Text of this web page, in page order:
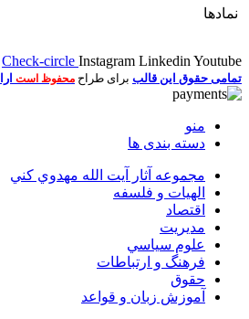
نمادها
Check-circle Instagram Linkedin Youtube
تمامی حقوق این قالب برای طراح محفوظ است
منو
دسته بندی ها
مجموعه آثار آيت الله مهدوي كني
الهیات و فلسفه
اقتصاد
مديريت
علوم سياسي
فرهنگ و ارتباطات
حقوق
آموزش زبان و قواعد